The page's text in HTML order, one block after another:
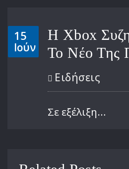
15
Ιούν
Η Xbox
Το Νέο Της
Ειδήσεις
Σε εξέλιξη…